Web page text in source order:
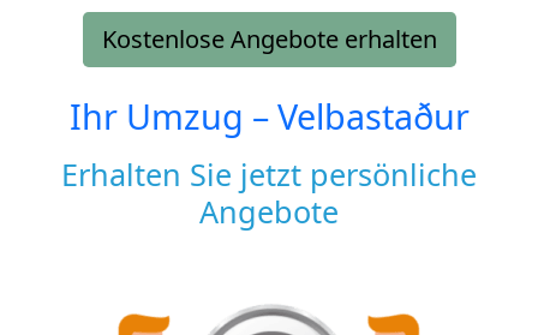
Kostenlose Angebote erhalten
Ihr Umzug –Velbastaður
Erhalten Sie jetzt persönliche
Angebote